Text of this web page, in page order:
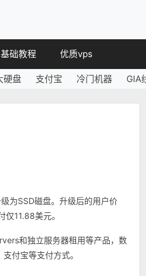
基础教程 优质vps
硬盘 支付宝 冷门机器 GIA
为SSD磁盘。升级后的用户价
11.88美元。
和独立服务器租用等产品，数
付宝等支付方式。